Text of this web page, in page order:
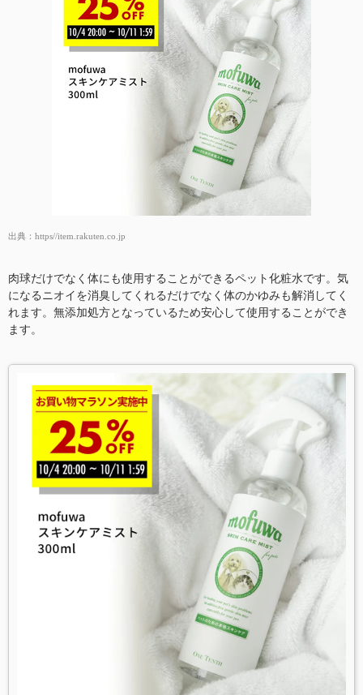
出典： https//item.rakuten.co.jp
肉球だけでなく体にも使用することができるペット化粧水です。気
になるニオイを消臭してくれるだけでなく体のかゆみも解消してく
れます。無添加処方となっているため安心して使用することができ
ます。